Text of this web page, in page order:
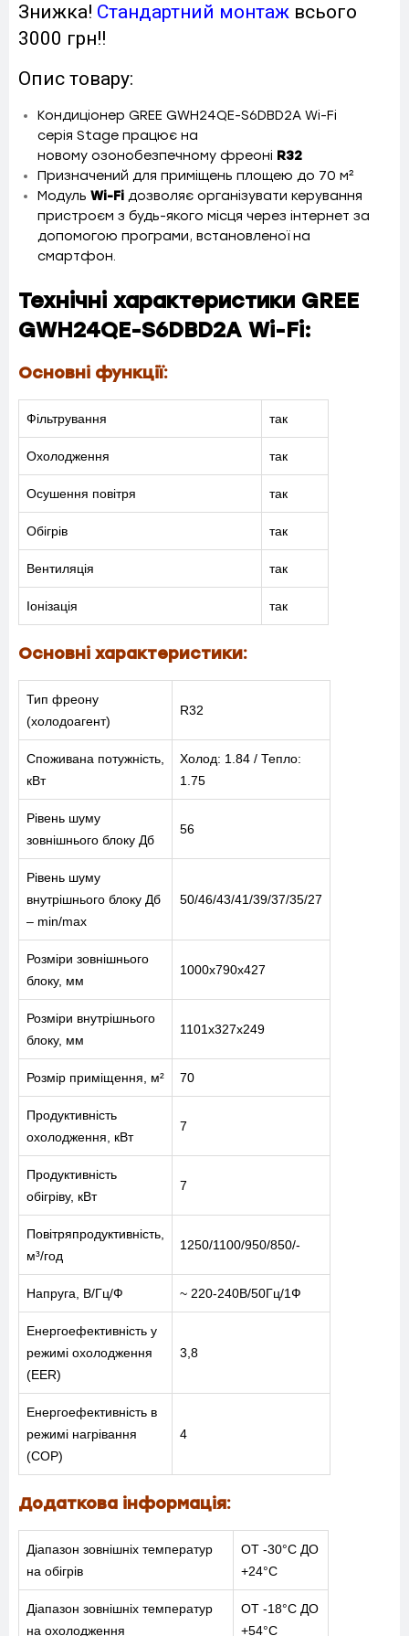
Знижка! Стандартний монтаж всього
3000 грн!!
Опис товару:
Кондиціонер GREE GWH24QE-S6DBD2A Wi-Fi
серія Stage працює на
новому озонобезпечному фреоні R32
Призначений для приміщень площею до 70 м²
Модуль Wi-Fi дозволяє організувати керування
пристроєм з будь-якого місця через інтернет за
допомогою програми, встановленої на
смартфон.
Технічні характеристики GREE
GWH24QE-S6DBD2A Wi-Fi:
Основні функції:
Фільтрування так
Охолодження так
Осушення повітря так
Обігрів так
Вентиляція так
Іонізація так
Основні характеристики:
Тип фреону
(холодоагент)
R32
Споживана потужність,
кВт
Холод: 1.84 / Тепло:
1.75
Рівень шуму
зовнішнього блоку Дб
56
Рівень шуму
внутрішнього блоку Дб
– min/max
50/46/43/41/39/37/35/27
Розміри зовнішнього
блоку, мм
1000x790x427
Розміри внутрішнього
блоку, мм
1101x327x249
Розмір приміщення, м² 70
Продуктивність
охолодження, кВт
7
Продуктивність
обігріву, кВт
7
Повітряпродуктивність,
м³/год
1250/1100/950/850/-
Напруга, В/Гц/Ф ~ 220-240В/50Гц/1Ф
Енергоефективність у
режимі охолодження
(EER)
3,8
Енергоефективність в
режимі нагрівання
(COP)
4
Додаткова інформація:
Діапазон зовнішніх температур
на обігрів
ОТ -30°C ДО
+24°C
Діапазон зовнішніх температур
на охолодження
ОТ -18°C ДО
+54°C
МЕНЮ
ПОСЛУГИ
КАТАЛОГ
ПРО НАС
СПІВПРАЦЯ
+38-097-845-12-79 +38-093-147-27-29